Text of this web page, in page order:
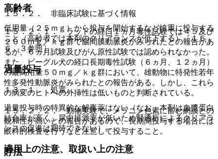
１５．２． 非臨床試験に基づく情報
１５．２．１． ラットの経口１ヵ月毒性試験では４５及び
２００ｍｇ／ｋｇ群で腸間膜動脈炎がみられたとの報告があ
るが、６ヵ月試験及びがん原性試験では認められなかった。
また、ビーグル犬の経口長期毒性試験（６ヵ月、１２ヵ月）
の最高用量５０ｍｇ／ｋｇ群において、雄動物に特発性若年
性多発性動脈炎がみられたとの報告がある。しかし、これら
の病変のヒトへの外挿性は低いものと判断されている。
１５．２．２． 動物実験で、メラニン色素に富む網膜との
親和性が高いとの報告があるので、長期間投与する場合には
眼科的検査を行うなど注意して投与すること。
貯法
高齢者
低用量（２５ｍｇ）から投与を開始するなど慎重に投与する
こと（高齢者では本剤のクリアランスが低下する）〔１６．
６．３参照〕。
過量投与
１３．１． 処置
過量投与時の特異的な解毒薬はない（なお、本剤は血漿蛋白
結合率が高く、尿中排泄率が低いため腎透析によるクリアラ
ンスの促進は期待できない）。
適用上の注意、取扱い上の注意